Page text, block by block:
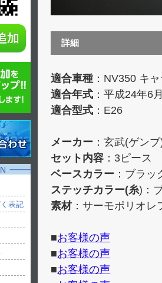
表記
詳細
適合車種 ：NV350 キ
適合年式 ：平成24年6
適合型式 ：E26
メーカー ：玄武(ゲン
セット内容 ：3ピース
ベースカラー ：ブラッ
ステッチカラー(糸)：
素材：サーモポリオレ
■お客様の声
■お客様の声
■お客様の声